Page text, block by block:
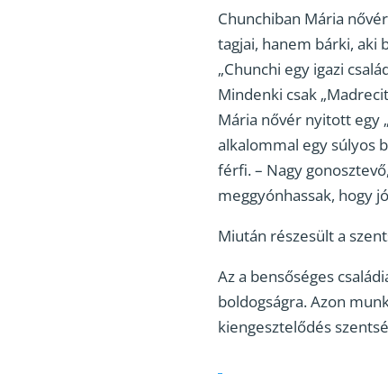
Chunchiban Mária
tagjai, hanem bárki, aki
„Chunchi egy igazi
Mindenki csak
Mária nővér nyitott egy
alkalommal egy súlyos
férfi. – Nagy
meggyónhassak, hogy
Miután részesült a
Az a bensőséges
boldogságra. Azon
kiengesztelődés